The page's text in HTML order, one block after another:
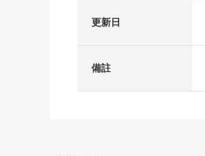
更新日
備註